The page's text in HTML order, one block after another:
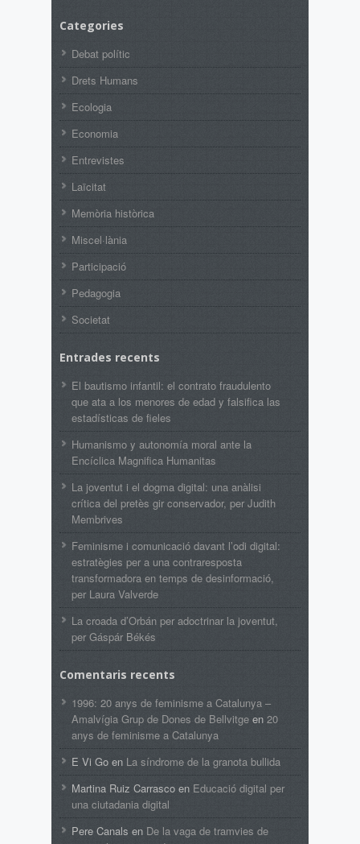
Categories
Debat polític
Drets Humans
Ecologia
Economia
Entrevistes
Laïcitat
Memòria històrica
Miscel·lània
Participació
Pedagogia
Societat
Entrades recents
El bautismo infantil: el contrato fraudulento
que ata a los menores de edad y falsifica las
estadísticas de fieles
Humanismo y autonomía moral ante la
Encíclica Magnifica Humanitas
La joventut i el dogma digital: una anàlisi
crítica del pretès gir conservador, per Judith
Membrives
Feminisme i comunicació davant l’odi digital:
estratègies per a una contraresposta
transformadora en temps de desinformació,
per Laura Valverde
La croada d’Orbán per adoctrinar la joventut,
per Gáspár Békés
Comentaris recents
1996: 20 anys de feminisme a Catalunya –
Amalvígia Grup de Dones de Bellvitge en 20
anys de feminisme a Catalunya
E Vi Go en La síndrome de la granota bullida
Martina Ruiz Carrasco en Educació digital per
una ciutadania digital
Pere Canals en De la vaga de tramvies de